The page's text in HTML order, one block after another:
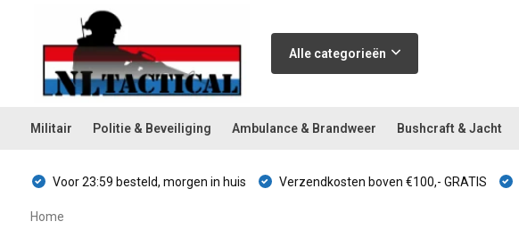
Alle categorieën
Militair Politie & Beveiliging Ambulance & Brandweer Bushcraft & Jacht
Voor 23:59 besteld, morgen in huis Verzendkosten boven €100,- GRATIS
Home